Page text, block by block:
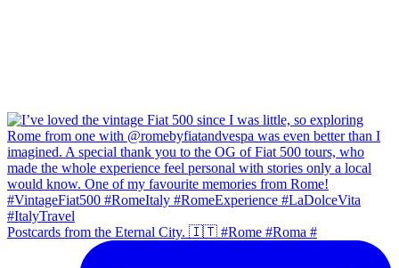
Postcards from the Eternal City. 🇮🇹 #Rome #Roma #